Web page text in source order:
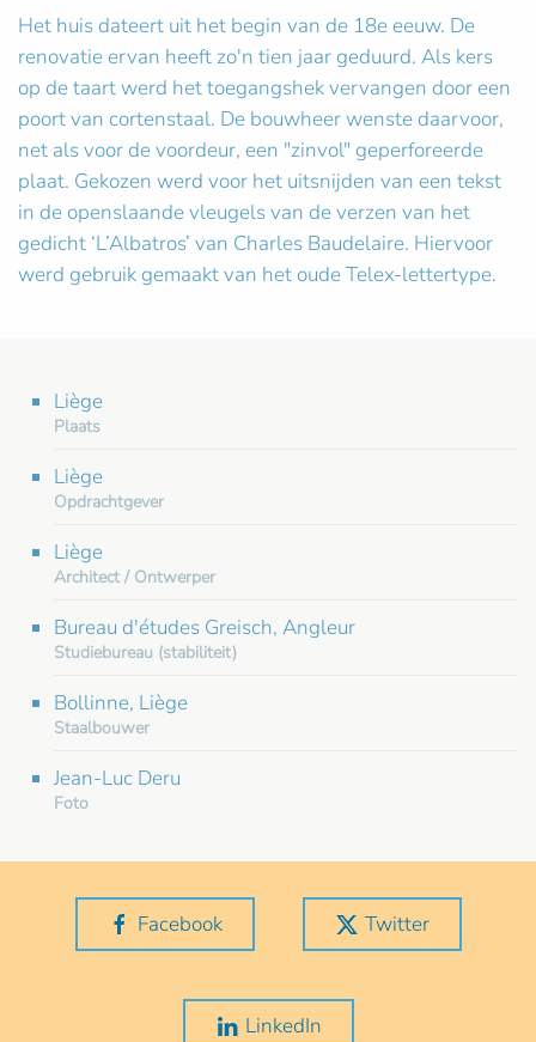
Het huis dateert uit het begin van de 18e eeuw. De
renovatie ervan heeft zo'n tien jaar geduurd. Als kers
op de taart werd het toegangshek vervangen door een
poort van cortenstaal. De bouwheer wenste daarvoor,
net als voor de voordeur, een "zinvol" geperforeerde
plaat. Gekozen werd voor het uitsnijden van een tekst
in de openslaande vleugels van de verzen van het
gedicht ‘L’Albatros’ van Charles Baudelaire. Hiervoor
werd gebruik gemaakt van het oude Telex-lettertype.
Liège
Plaats
Liège
Opdrachtgever
Liège
Architect / Ontwerper
Bureau d'études Greisch, Angleur
Studiebureau (stabiliteit)
Bollinne, Liège
Staalbouwer
Jean-Luc Deru
Foto
Facebook Twitter
LinkedIn